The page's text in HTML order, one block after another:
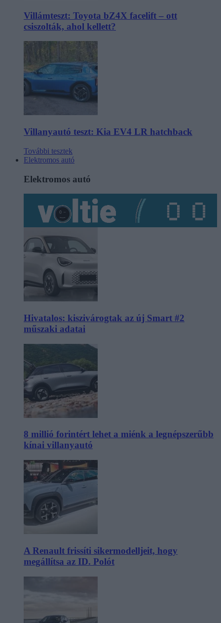
Villámteszt: Toyota bZ4X facelift – ott
csiszolták, ahol kellett?
Villanyautó teszt: Kia EV4 LR hatchback
További tesztek
Elektromos autó
Elektromos autó
Hivatalos: kiszivárogtak az új Smart #2
műszaki adatai
8 millió forintért lehet a miénk a legnépszerűbb
kínai villanyautó
A Renault frissíti sikermodelljeit, hogy
megállítsa az ID. Polót